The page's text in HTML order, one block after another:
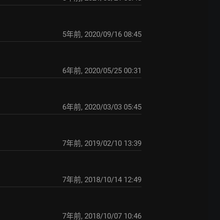
5年前, 2020/09/16 08:45
6年前, 2020/05/25 00:31
6年前, 2020/03/03 05:45
7年前, 2019/02/10 13:39
7年前, 2018/10/14 12:49
7年前, 2018/10/07 10:46